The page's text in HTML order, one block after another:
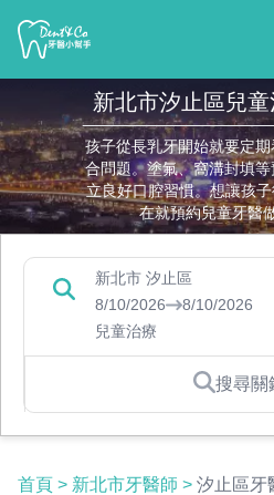
新北市汐止區兒
孩子從長乳牙開始就要定
合問題。塗氟、窩溝封填
立良好口腔習慣。想讓孩
在就預約兒童牙醫
新北市 汐止區
8/10/2026
8/10/2026
兒童治療
搜尋關
首頁 > 新北市牙醫師 > 汐止區牙